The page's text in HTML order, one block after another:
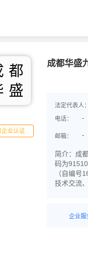
都
盛
企业认证
成都华盛
法定代表人
电话： -
邮箱： -
简介：成
码为
（自编号
技术交流
企业服